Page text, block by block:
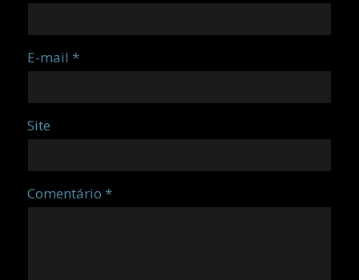
E-mail *
Site
Comentário *